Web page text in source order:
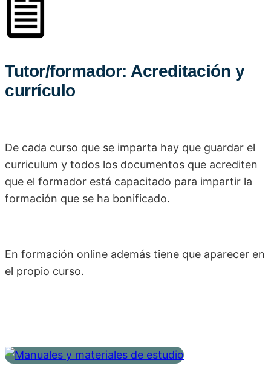
Tutor/formador: Acreditación y
currículo
De cada curso que se imparta hay que guardar el
curriculum y todos los documentos que acrediten
que el formador está capacitado para impartir la
formación que se ha bonificado.
En formación online además tiene que aparecer en
el propio curso.